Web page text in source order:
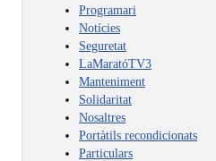
Programari
Notícies
Seguretat
LaMaratóTV3
Manteniment
Solidaritat
Nosaltres
Portàtils recondicionats
Particulars